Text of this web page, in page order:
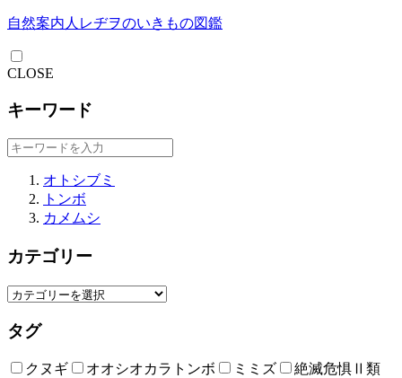
自然案内人レヂヲのいきもの図鑑
CLOSE
キーワード
オトシブミ
トンボ
カメムシ
カテゴリー
タグ
クヌギ オオシオカラトンボ ミミズ
絶滅危惧Ⅱ類